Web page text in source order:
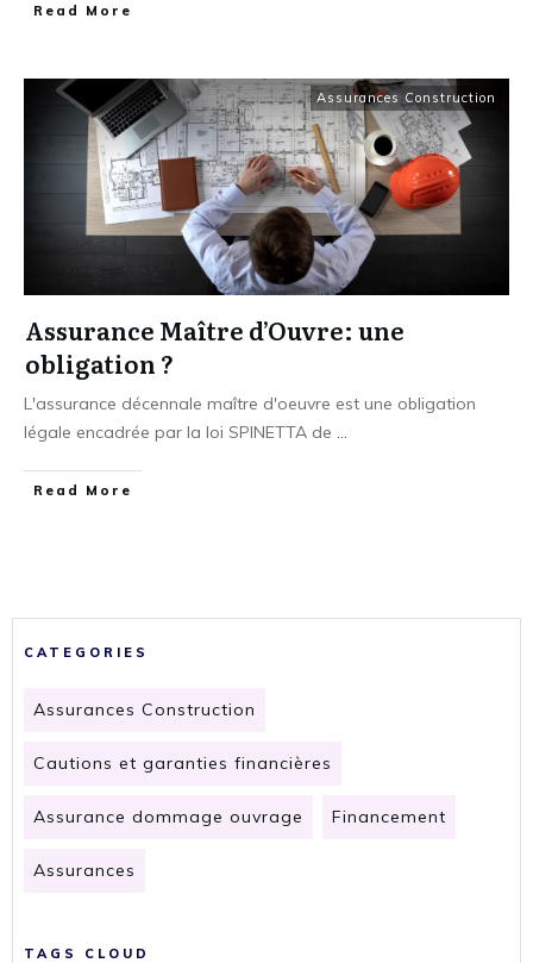
CATEGORIES
Assurances Construction
Cautions et garanties financières
Assurance dommage ouvrage Financement
Assurances
TAGS CLOUD
​Read More
Assurances Construction
Assurance Maître d’Ouvre: une
obligation ?
L'assurance décennale maître d'oeuvre est une obligation
légale encadrée par la loi SPINETTA de ...
​Read More